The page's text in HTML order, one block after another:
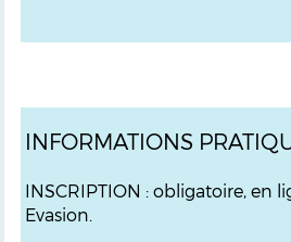
INFORMATIONS
INSCRIPTION : obligatoire, en
Evasion.